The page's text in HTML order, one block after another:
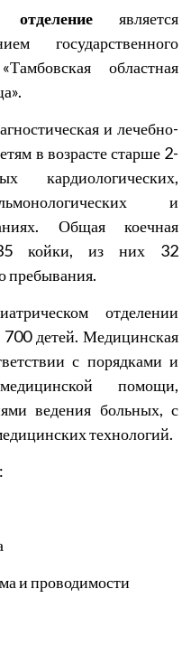
является
государственного
областная
и лечебно-
в возрасте старше 2-
и
Общая коечная
койки, из них 32
пребывания.
отделении
700 детей. Медицинская
с порядками и
помощи,
ведения больных, с
технологий.
и проводимости